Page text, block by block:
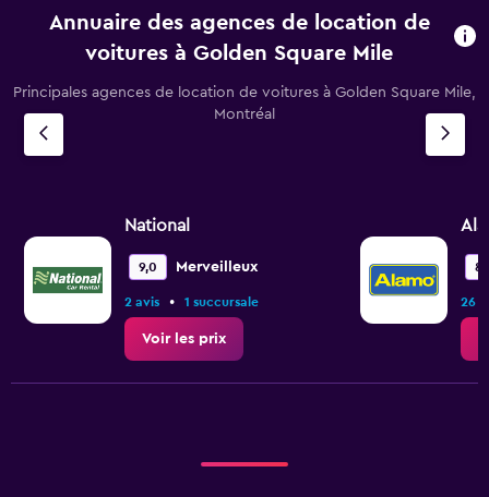
Annuaire des agences de location de
voitures à Golden Square Mile
Principales agences de location de voitures à Golden Square Mile,
Montréal
National
9,0 Merveilleux
2 avis • 1 succursale
Voir les prix
26